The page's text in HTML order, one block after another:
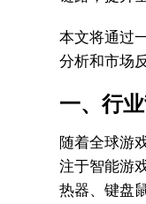
本文将通过
分析和市场
一、行
随着全球游
注于智能游
热器、键盘